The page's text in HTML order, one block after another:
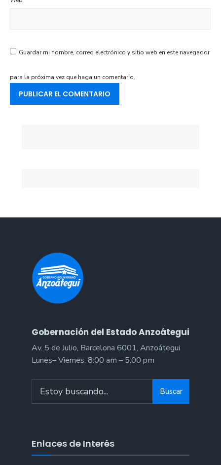
Guardar mi nombre, correo electrónico y sitio web en este navegador
para la próxima vez que haga un comentario.
Gobernación del Estado Anzoátegui
Av. 5 de Julio, Barcelona 6001, Anzoátegui
Lunes– Viernes, 8:00 am – 5:00 pm
for:
Buscar
Enlaces de Interés